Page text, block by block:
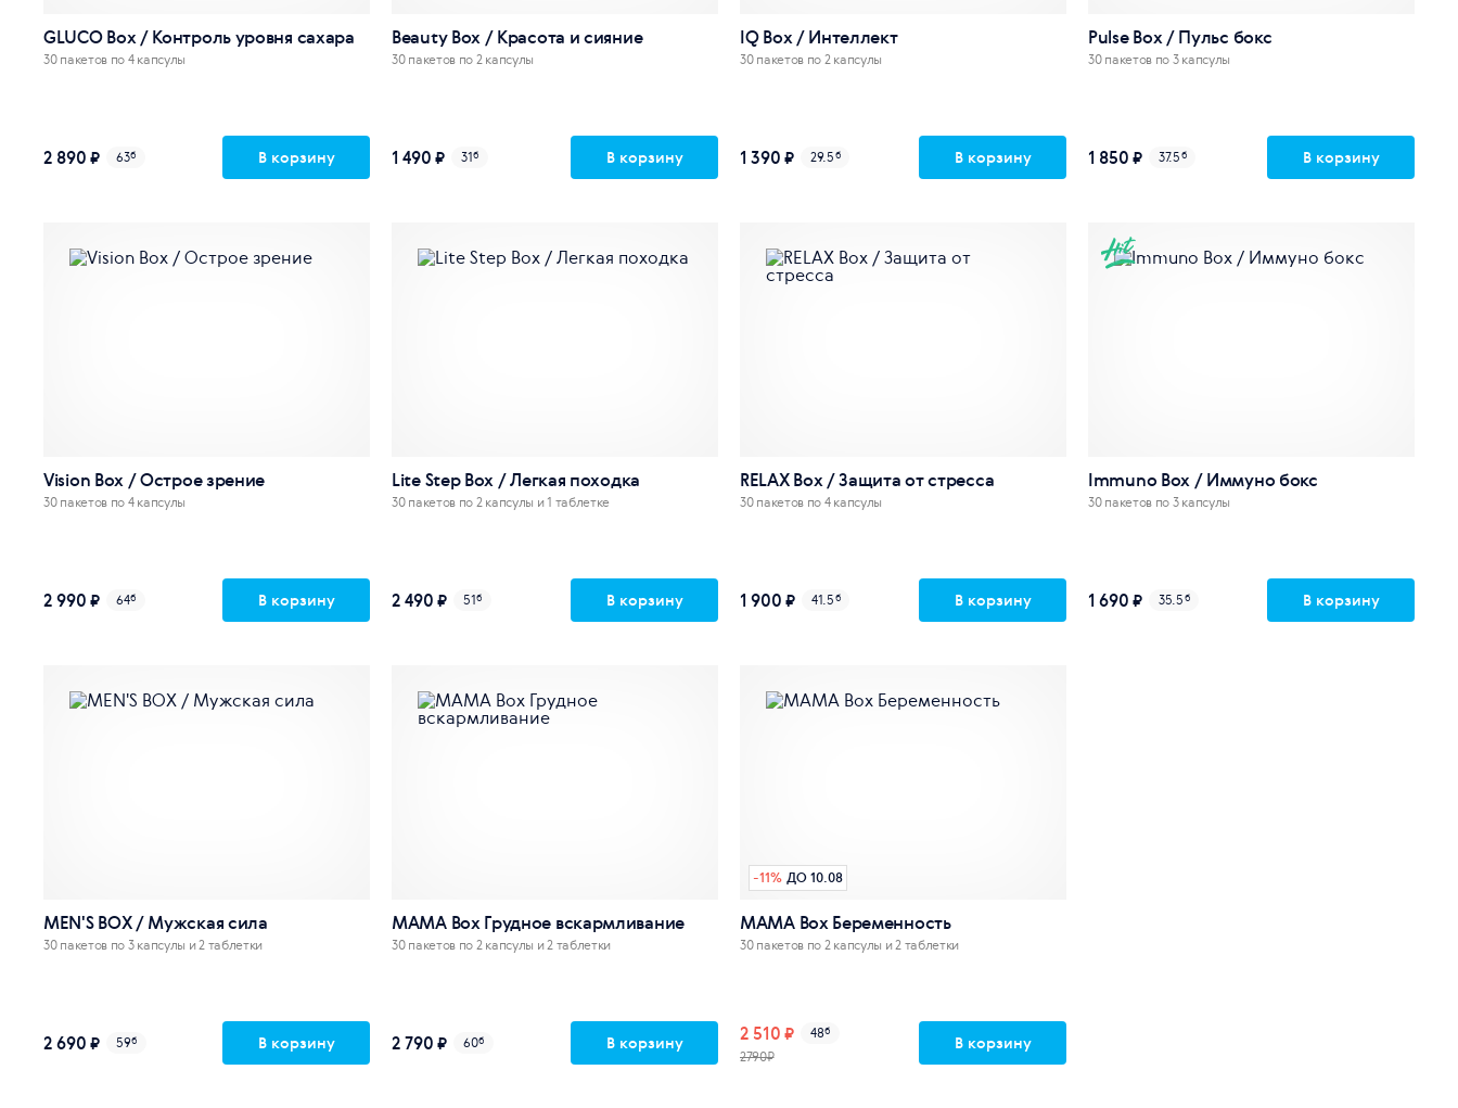
GLUCO Box / Контроль уровня сахара
30 пакетов по 4 капсулы
2 890 ₽ 63б В корзину
Beauty Box / Красота и сияние
30 пакетов по 2 капсулы
1 490 ₽ 31б В корзину
IQ Box / Интеллект
30 пакетов по 2 капсулы
1 390 ₽ 29.5б В корзину
Pulse Box / Пульс бокс
30 пакетов по 3 капсулы
1 850 ₽ 37.5б В корзину
Vision Box / Острое зрение
30 пакетов по 4 капсулы
2 990 ₽ 64б В корзину
Lite Step Box / Легкая походка
30 пакетов по 2 капсулы и 1 таблетке
2 490 ₽ 51б В корзину
RELAX Box / Защита от стресса
30 пакетов по 4 капсулы
1 900 ₽ 41.5б В корзину
Immuno Box / Иммуно бокс
30 пакетов по 3 капсулы
1 690 ₽ 35.5б В корзину
MEN'S BOX / Мужская сила
30 пакетов по 3 капсулы и 2 таблетки
2 690 ₽ 59б В корзину
MAMA Box Грудное вскармливание
30 пакетов по 2 капсулы и 2 таблетки
2 790 ₽ 60б В корзину
-11% ДО 10.08
MAMA Box Беременность
30 пакетов по 2 капсулы и 2 таблетки
2 510 ₽ 48б
2790₽
В корзину